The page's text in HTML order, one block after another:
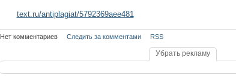
text.ru/antiplagiat/5792369aee481
Нет комментариев Следить за комментами RSS
Убрать рекламу